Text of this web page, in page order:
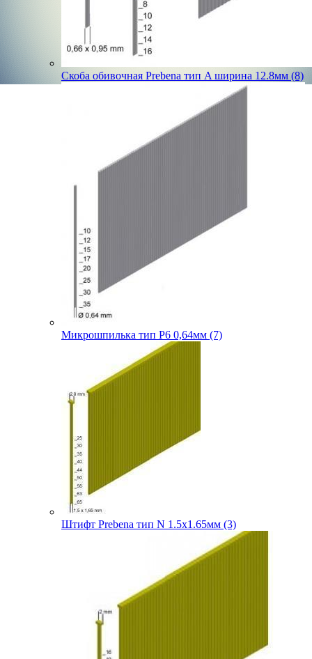
Скоба обивочная Prebena тип A ширина 12.8мм (8)
Микрошпилька тип P6 0,64мм (7)
Штифт Prebena тип N 1.5х1.65мм (3)